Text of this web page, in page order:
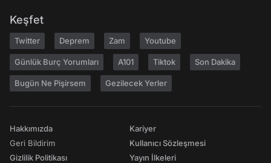
Keşfet
Twitter Deprem Zam Youtube
Günlük Burç Yorumları A101 Tiktok Son Dakika
Bugün Ne Pişirsem Gezilecek Yerler
Hakkımızda
Geri Bildirim
Gizlilik Politikası
Kariyer
Kullanıcı Sözleşmesi
Yayın İlkeleri